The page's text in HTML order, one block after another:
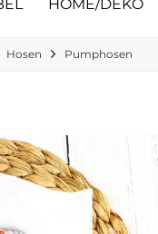
HOME/DEKO
Hosen Pumphosen